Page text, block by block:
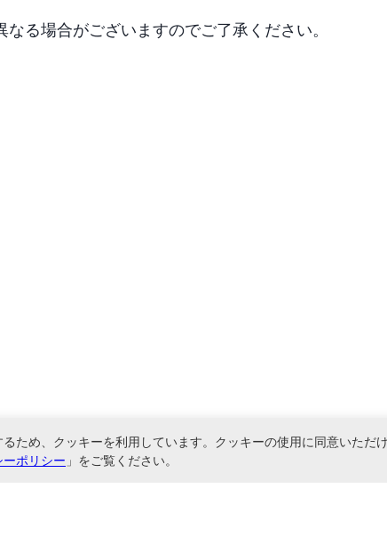
る場合がございますのでご了承ください。
ため、クッキーを利用しています。クッキーの使用に同意いただ
ポリシー 」をご覧ください。